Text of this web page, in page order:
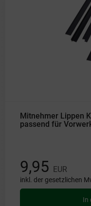
Mitnehmer Lippen
passend für
9,95 EUR
inkl. der gesetzlichen
In